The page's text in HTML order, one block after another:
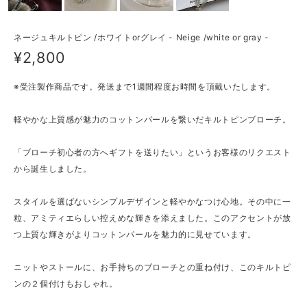
ネージュキルトピン /ホワイトorグレイ - Neige /white or gray -
¥2,800
※受注製作商品です。発送まで1週間程度お時間を頂戴いたします。
軽やかな上質感が魅力のコットンパールを繋いだキルトピンブローチ。
「ブローチ初心者の方へギフトを送りたい」というお客様のリクエスト
から誕生しました。
スタイルを選ばないシンプルデザインと軽やかなつけ心地。その中に一
粒、アミティエらしい控えめな輝きを添えました。このアクセントが放
つ上質な輝きがよりコットンパールを魅力的に見せています。
ニットやストールに、お手持ちのブローチとの重ね付け、このキルトピ
ンの２個付けもおしゃれ。